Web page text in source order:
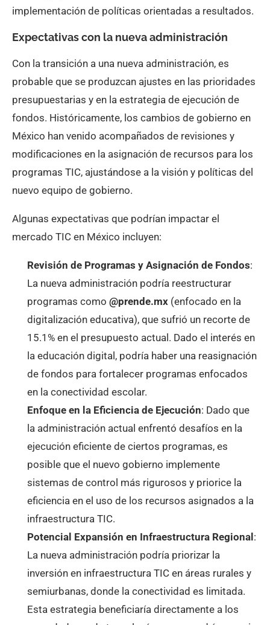
implementación de políticas orientadas a resultados.
Expectativas con la nueva administración
Con la transición a una nueva administración, es
probable que se produzcan ajustes en las prioridades
presupuestarias y en la estrategia de ejecución de
fondos. Históricamente, los cambios de gobierno en
México han venido acompañados de revisiones y
modificaciones en la asignación de recursos para los
programas TIC, ajustándose a la visión y políticas del
nuevo equipo de gobierno.
Algunas expectativas que podrían impactar el
mercado TIC en México incluyen:
Revisión de Programas y Asignación de Fondos:
La nueva administración podría reestructurar
programas como @prende.mx (enfocado en la
digitalización educativa), que sufrió un recorte de
15.1% en el presupuesto actual. Dado el interés en
la educación digital, podría haber una reasignación
de fondos para fortalecer programas enfocados
en la conectividad escolar.
Enfoque en la Eficiencia de Ejecución: Dado que
la administración actual enfrentó desafíos en la
ejecución eficiente de ciertos programas, es
posible que el nuevo gobierno implemente
sistemas de control más rigurosos y priorice la
eficiencia en el uso de los recursos asignados a la
infraestructura TIC.
Potencial Expansión en Infraestructura Regional :
La nueva administración podría priorizar la
inversión en infraestructura TIC en áreas rurales y
semiurbanas, donde la conectividad es limitada.
Esta estrategia beneficiaría directamente a los